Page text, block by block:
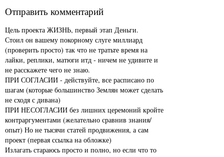
Отправить комментарий
Цель проекта ЖИЗНЬ, первый этап Деньги.
Стоил он вашему покорному слуге миллиард
(проверить просто) так что не тратьте время на
лайки, реплики, матюги итд - ничем не удивите и
не расскажете чего не знаю.
ПРИ СОГЛАСИИ - действуйте, все расписано по
шагам (которые большинство Землян может сделать
не сходя с дивана)
ПРИ НЕСОГЛАСИИ без лишних церемоний кройте
контраргументами (желательно сравнив знания/
опыт) Но не тысячи статей продвижения, а сам
проект (первая ссылка на обложке)
Излагать стараюсь просто и полно, но если что то